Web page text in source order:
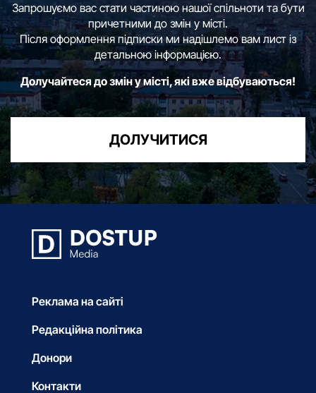
Запрошуємо вас стати частиною нашої спільноти та бути
причетними до змін у місті.
Після оформлення підписки ми надішлемо вам лист із
детальною інформацією.
Долучайтеся до змін у місті, які вже відбуваються!
ДОЛУЧИТИСЯ
Реклама на сайті
Редакційна політика
Донори
Контакти